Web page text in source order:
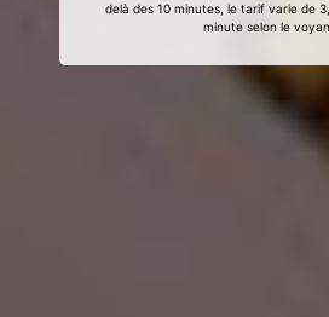
delà des 10 minutes, le tarif varie de
minute selon le